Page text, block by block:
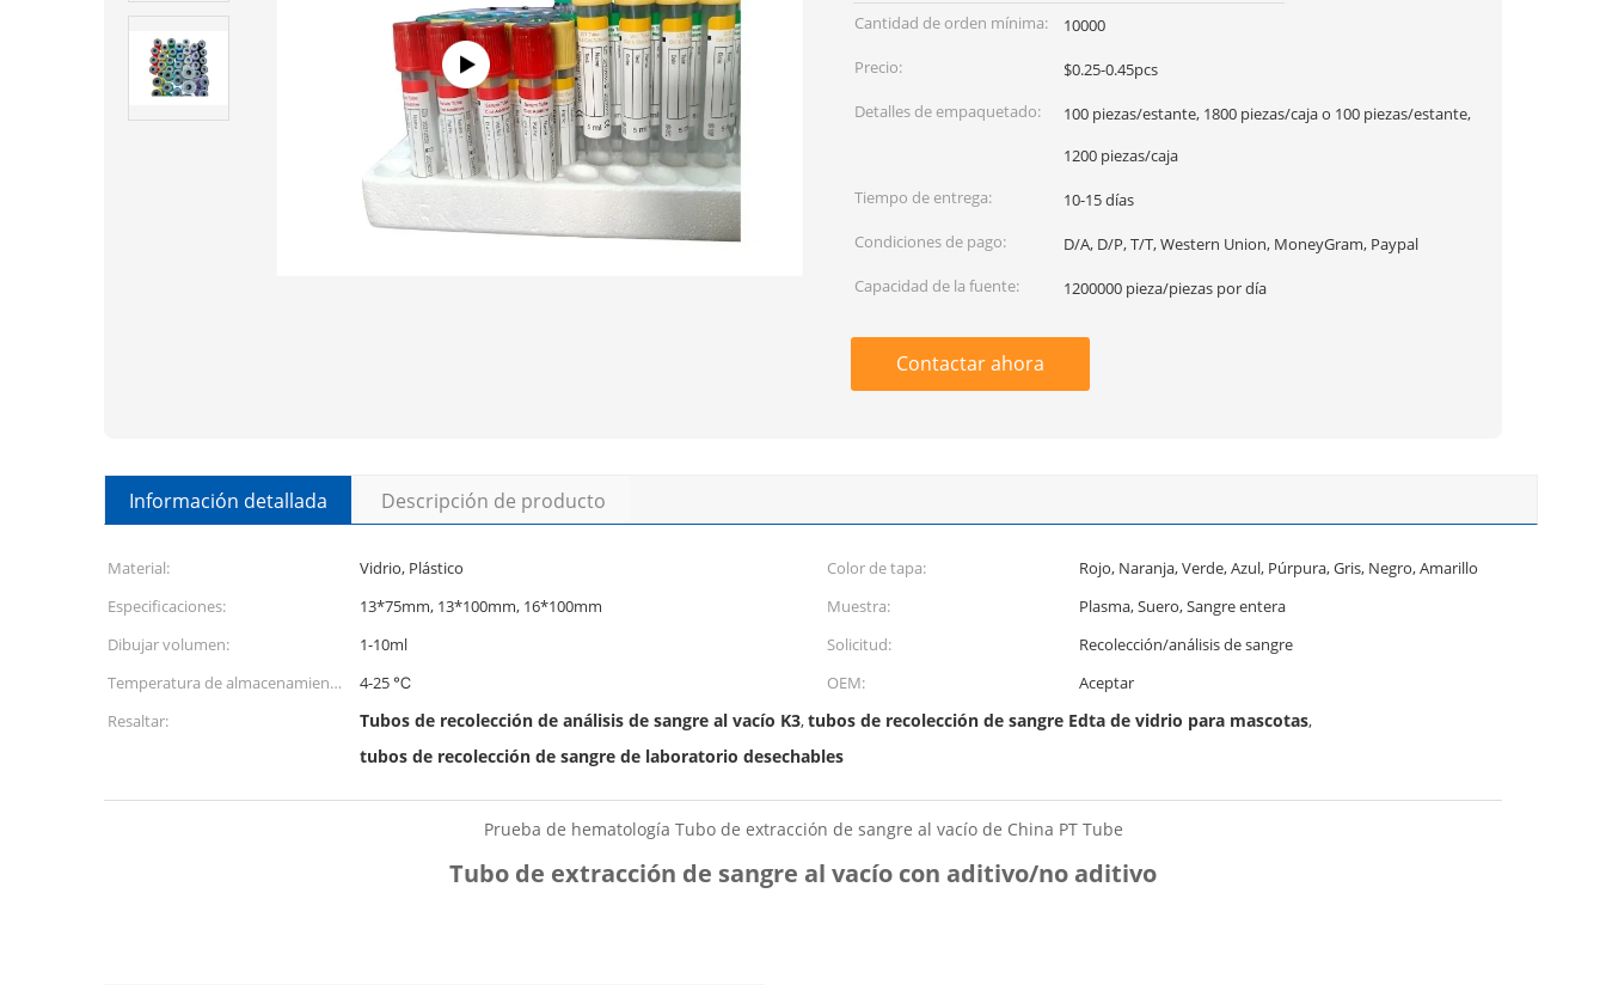
Cantidad de orden mínima:
10000
Precio:
$0.25-0.45pcs
Detalles de empaquetado:
100 piezas/estante, 1800 piezas/caja o 100 piezas/estante,
1200 piezas/caja
Tiempo de entrega:
10-15 días
Condiciones de pago:
D/A, D/P, T/T, Western Union, MoneyGram, Paypal
Capacidad de la fuente:
1200000 pieza/piezas por día
Contactar ahora
Información detallada Descripción de producto
Material: Vidrio, Plástico Color de tapa:
Rojo, Naranja, Verde, Azul, Púrpura, Gris, Negro, Amarillo
Especificaciones:
13*75mm, 13*100mm, 16*100mm Muestra:
Plasma, Suero, Sangre entera
Dibujar volumen:
1-10ml Solicitud:
Recolección/análisis de sangre
Temperatura de almacenamiento
recomendada::
4-25 ℃ OEM:
Aceptar
Resaltar:
Tubos de recolección de análisis de sangre al vacío K3,tubos de recolección de sangre Edta de vidrio para mascotas,
tubos de recolección de sangre de laboratorio desechables
Prueba de hematología Tubo de extracción de sangre al vacío de China PT Tube
Tubo de extracción de sangre al vacío con aditivo/no aditivo